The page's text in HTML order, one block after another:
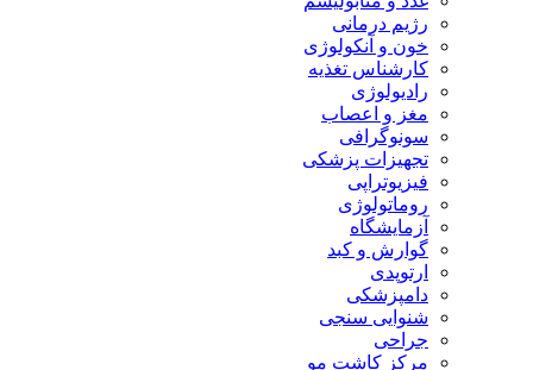
رژیم درمانی
خون و آنکولوژی
کارشناس تغذیه
رادیولوژی
مغز و اعصاب
سونوگرافی
تجهیزات پزشکی
فیزیوتراپی
روماتولوژی
آزمایشگاه
گوارش و کبد
ارتوپدی
دامپزشکی
شنوایی سنجی
جراحی
مرکز کاشت مو